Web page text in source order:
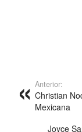
Anterior:
Christian
Mexicana
Joyce